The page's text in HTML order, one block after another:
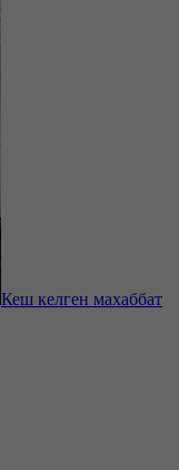
Кеш келген махаббат